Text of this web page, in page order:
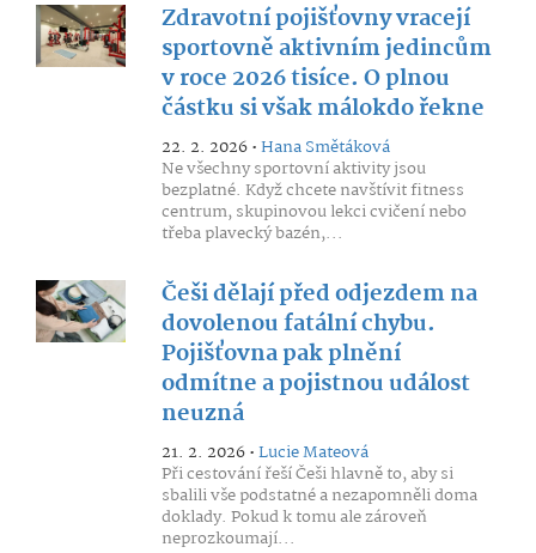
Zdravotní pojišťovny vracejí
sportovně aktivním jedincům
v roce 2026 tisíce. O plnou
částku si však málokdo řekne
22. 2. 2026 •Hana Smětáková
Ne všechny sportovní aktivity jsou
bezplatné. Když chcete navštívit fitness
centrum, skupinovou lekci cvičení nebo
třeba plavecký bazén,...
Češi dělají před odjezdem na
dovolenou fatální chybu.
Pojišťovna pak plnění
odmítne a pojistnou událost
neuzná
21. 2. 2026 •Lucie Mateová
Při cestování řeší Češi hlavně to, aby si
sbalili vše podstatné a nezapomněli doma
doklady. Pokud k tomu ale zároveň
neprozkoumají...